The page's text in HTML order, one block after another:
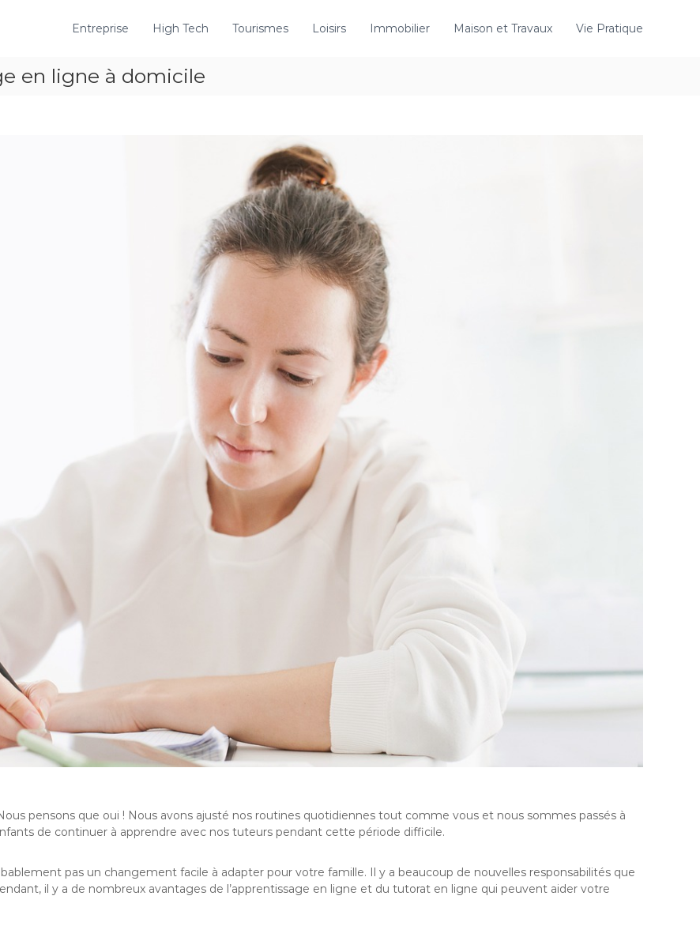
Entreprise High Tech Tourismes Loisirs Immobilier Maison et Travaux Vie Pratique
en ligne à domicile
pensons que oui ! Nous avons ajusté nos routines quotidiennes tout comme vous et nous sommes passés à
de continuer à apprendre avec nos tuteurs pendant cette période difficile.
pas un changement facile à adapter pour votre famille. Il y a beaucoup de nouvelles responsabilités que
il y a de nombreux avantages de l’apprentissage en ligne et du tutorat en ligne qui peuvent aider votre